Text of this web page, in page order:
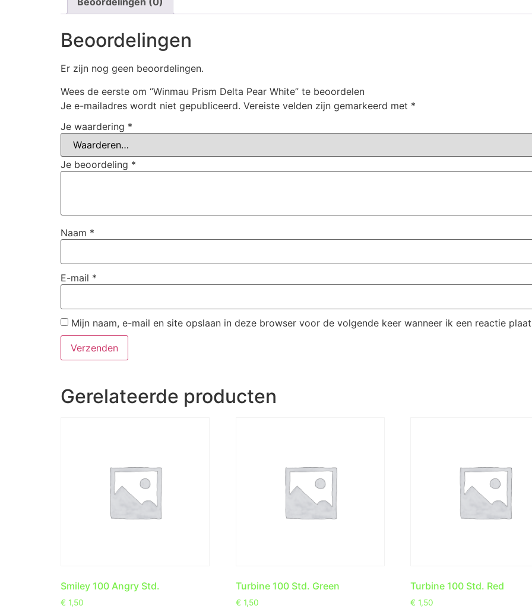
Beoordelingen
Er zijn nog geen beoordelingen.
Wees de eerste om “Winmau Prism Delta Pear White” te beoordelen
Je e-mailadres wordt niet gepubliceerd. Vereiste velden zijn gemarkeerd met *
Je waardering *
Je beoordeling *
Naam *
E-mail *
Mijn naam, e-mail en site opslaan in deze browser voor de volgende keer wanneer ik een reactie
Gerelateerde producten
Smiley 100 Angry Std.
€ 1,50
Turbine 100 Std. Green
€ 1,50
Turbine 100 Std. Red
€ 1,50